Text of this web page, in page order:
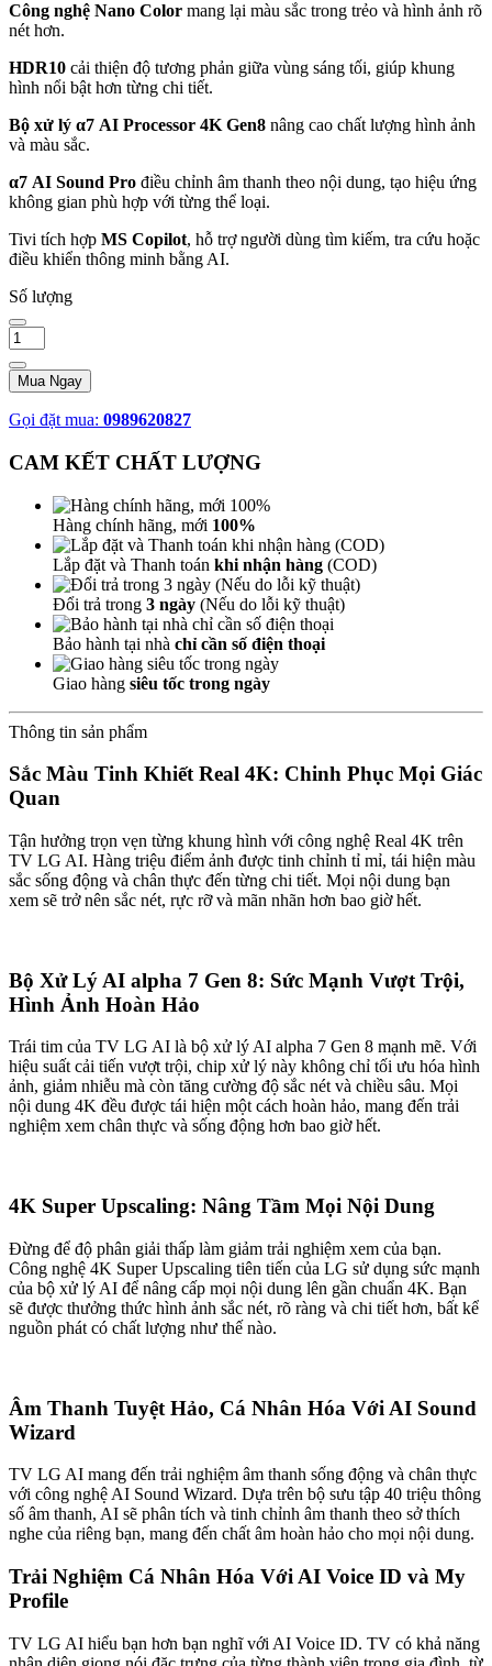
Công nghệ Nano Color mang lại màu sắc trong trẻo và hình ảnh rõ
nét hơn.
HDR10 cải thiện độ tương phản giữa vùng sáng tối, giúp khung
hình nổi bật hơn từng chi tiết.
Bộ xử lý α7 AI Processor 4K Gen8 nâng cao chất lượng hình ảnh
và màu sắc.
α7 AI Sound Pro điều chỉnh âm thanh theo nội dung, tạo hiệu ứng
không gian phù hợp với từng thể loại.
Tivi tích hợp MS Copilot, hỗ trợ người dùng tìm kiếm, tra cứu hoặc
điều khiển thông minh bằng AI.
Số lượng
Mua Ngay
Gọi đặt mua: 0989620827
CAM KẾT CHẤT LƯỢNG
Hàng chính hãng, mới 100%
Lắp đặt và Thanh toán khi nhận hàng (COD)
Đổi trả trong 3 ngày (Nếu do lỗi kỹ thuật)
Bảo hành tại nhà chỉ cần số điện thoại
Giao hàng siêu tốc trong ngày
Thông tin sản phẩm
Sắc Màu Tinh Khiết Real 4K: Chinh Phục Mọi Giác
Quan
Tận hưởng trọn vẹn từng khung hình với công nghệ Real 4K trên
TV LG AI. Hàng triệu điểm ảnh được tinh chỉnh tỉ mỉ, tái hiện màu
sắc sống động và chân thực đến từng chi tiết. Mọi nội dung bạn
xem sẽ trở nên sắc nét, rực rỡ và mãn nhãn hơn bao giờ hết.
Bộ Xử Lý AI alpha 7 Gen 8: Sức Mạnh Vượt Trội,
Hình Ảnh Hoàn Hảo
Trái tim của TV LG AI là bộ xử lý AI alpha 7 Gen 8 mạnh mẽ. Với
hiệu suất cải tiến vượt trội, chip xử lý này không chỉ tối ưu hóa hình
ảnh, giảm nhiễu mà còn tăng cường độ sắc nét và chiều sâu. Mọi
nội dung 4K đều được tái hiện một cách hoàn hảo, mang đến trải
nghiệm xem chân thực và sống động hơn bao giờ hết.
4K Super Upscaling: Nâng Tầm Mọi Nội Dung
Đừng để độ phân giải thấp làm giảm trải nghiệm xem của bạn.
Công nghệ 4K Super Upscaling tiên tiến của LG sử dụng sức mạnh
của bộ xử lý AI để nâng cấp mọi nội dung lên gần chuẩn 4K. Bạn
sẽ được thưởng thức hình ảnh sắc nét, rõ ràng và chi tiết hơn, bất kể
nguồn phát có chất lượng như thế nào.
Âm Thanh Tuyệt Hảo, Cá Nhân Hóa Với AI Sound
Wizard
TV LG AI mang đến trải nghiệm âm thanh sống động và chân thực
với công nghệ AI Sound Wizard. Dựa trên bộ sưu tập 40 triệu thông
số âm thanh, AI sẽ phân tích và tinh chỉnh âm thanh theo sở thích
nghe của riêng bạn, mang đến chất âm hoàn hảo cho mọi nội dung.
Trải Nghiệm Cá Nhân Hóa Với AI Voice ID và My
Profile
TV LG AI hiểu bạn hơn bạn nghĩ với AI Voice ID. TV có khả năng